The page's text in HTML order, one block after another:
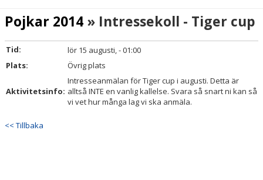
TRUPPEN
Pojkar 2014 » Intressekoll - Tiger cup
Tid:
lör 15 augusti, - 01:00
Plats:
Övrig plats
Aktivitetsinfo:
Intresseanmälan för Tiger cup i augusti. Detta är
alltså INTE en vanlig kallelse. Svara så snart ni kan så
vi vet hur många lag vi ska anmäla.
<< Tillbaka